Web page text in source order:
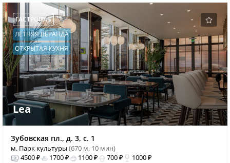
ГАСТРОПАБ
ЛЕТНЯЯ ВЕРАНДА
ОТКРЫТАЯ КУХНЯ
Lea
Зубовская пл., д. 3, с. 1
м. Парк культуры (670 м, 10 мин)
4500 ₽
1700 ₽ 1100 ₽ 700 ₽ 1000 ₽